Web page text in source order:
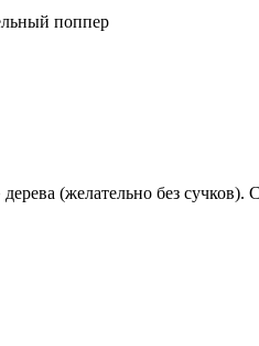
поппер
(желательно без